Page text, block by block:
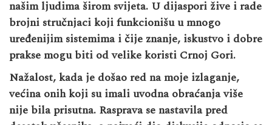
našim ljudima širom svijeta. U dijaspori žive i rade
brojni stručnjaci koji funkcionišu u mnogo
uređenijim sistemima i čije znanje, iskustvo i dobre
prakse mogu biti od velike koristi Crnoj Gori.
Nažalost, kada je došao red na moje izlaganje,
većina onih koji su imali uvodna obraćanja više
nije bila prisutna. Rasprava se nastavila pred